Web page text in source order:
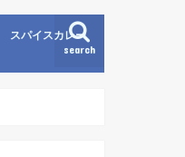
search
スパイスカレー